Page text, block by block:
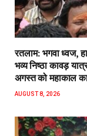
रतलाम: भगवा ध्वज,
भव्य निष्ठा कावड़
अगस्त को महाकाल
AUGUST 8, 2026